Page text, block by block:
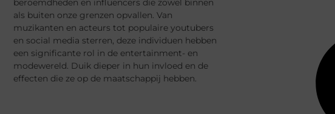
beroemdheden en influencers die zowel binnen
als buiten onze grenzen opvallen. Van
muzikanten en acteurs tot populaire youtubers
en social media sterren, deze individuen hebben
een significante rol in de entertainment- en
modewereld. Duik dieper in hun invloed en de
effecten die ze op de maatschappij hebben.